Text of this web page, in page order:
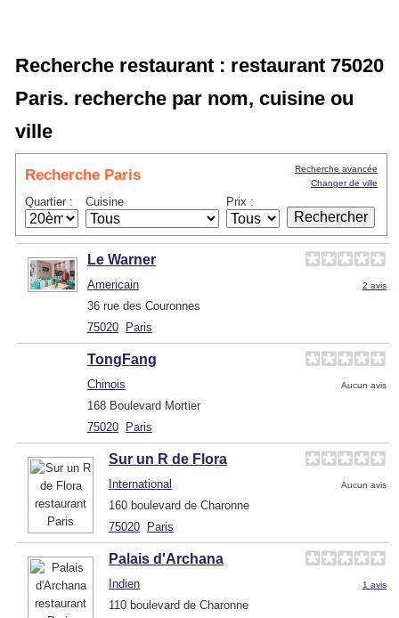
Recherche restaurant : restaurant 75020
Paris. recherche par nom, cuisine ou
ville
Recherche Paris
Quartier : Cuisine Prix :
Recherche avancée
Changer de ville
Le Warner
Americain 2 avis
36 rue des Couronnes
75020
Paris
TongFang
Chinois Aucun avis
168 Boulevard Mortier
75020
Paris
Sur un R de Flora
International Aucun avis
160 boulevard de Charonne
75020
Paris
Palais d'Archana
Indien 1 avis
110 boulevard de Charonne